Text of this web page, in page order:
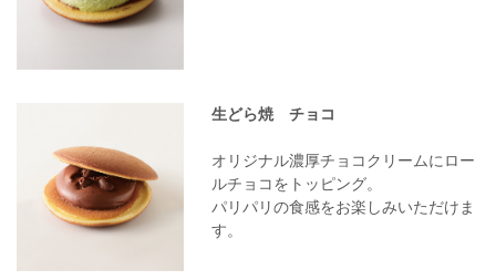
生どら焼 チョコ
オリジナル濃厚チョコクリームにロー
ルチョコをトッピング。
パリパリの食感をお楽しみいただけま
す。